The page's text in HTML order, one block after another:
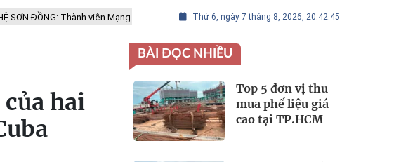
ĐỒNG: Thành viên Mạng lưới các Thành phố Thủ công sáng tạo Thế giới
Thứ 6, ngày 7 tháng 8, 2026, 20:42:47
hai
BÀI ĐỌC NHIỀU
Top 5 đơn vị thu
mua phế liệu giá
cao tại TP.HCM